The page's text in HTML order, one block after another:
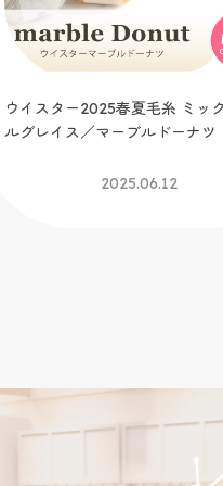
ウイスター2025春夏毛糸 ミック
ルグレイス／マーブルドーナツ
2025.06.12